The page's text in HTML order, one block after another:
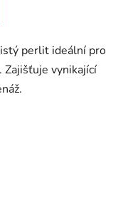
perlit ideální pro
vynikající